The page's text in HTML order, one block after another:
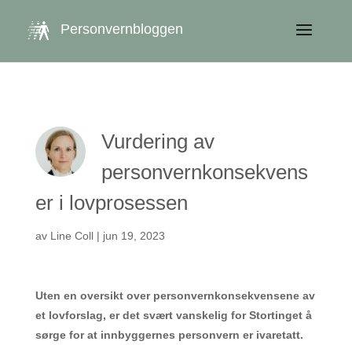
Personvernbloggen
Vurdering av
personvernkonsekvens
er i lovprosessen
av Line Coll| jun 19, 2023
Uten en oversikt over personvernkonsekvensene av
et lovforslag, er det svært vanskelig for Stortinget å
sørge for at innbyggernes personvern er ivaretatt.